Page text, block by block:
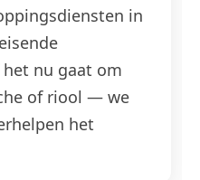
in
nu gaat om
of riool — we
het